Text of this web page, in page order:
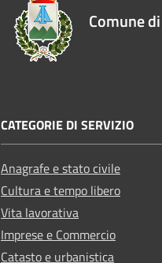
Comune
CATEGORIE DI SERVIZIO
Anagrafe e stato civile
Cultura e tempo libero
Vita lavorativa
Imprese e Commercio
Catasto e urbanistica